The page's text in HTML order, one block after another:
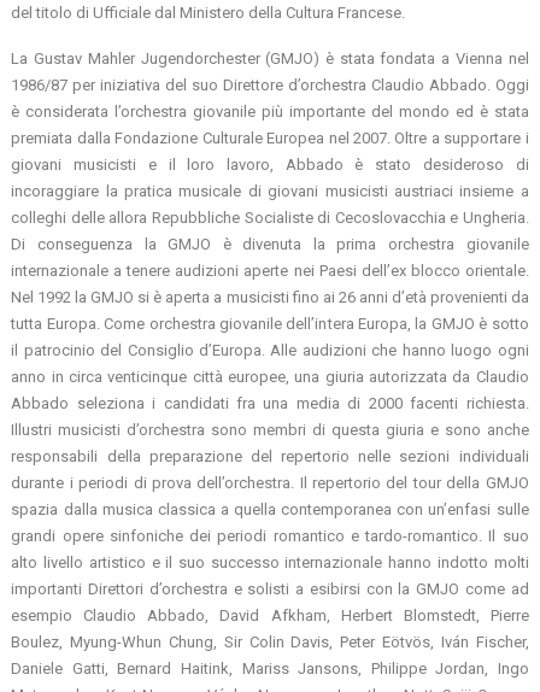
del titolo di Ufficiale dal Ministero della Cultura Francese.
La Gustav Mahler Jugendorchester (GMJO) è stata fondata a Vienna nel
1986/87 per iniziativa del suo Direttore d’orchestra Claudio Abbado. Oggi
è considerata l’orchestra giovanile più importante del mondo ed è stata
premiata dalla Fondazione Culturale Europea nel 2007. Oltre a supportare i
giovani musicisti e il loro lavoro, Abbado è stato desideroso di
incoraggiare la pratica musicale di giovani musicisti austriaci insieme a
colleghi delle allora Repubbliche Socialiste di Cecoslovacchia e Ungheria.
Di conseguenza la GMJO è divenuta la prima orchestra giovanile
internazionale a tenere audizioni aperte nei Paesi dell’ex blocco orientale.
Nel 1992 la GMJO si è aperta a musicisti fino ai 26 anni d’età provenienti da
tutta Europa. Come orchestra giovanile dell’intera Europa, la GMJO è sotto
il patrocinio del Consiglio d’Europa. Alle audizioni che hanno luogo ogni
anno in circa venticinque città europee, una giuria autorizzata da Claudio
Abbado seleziona i candidati fra una media di 2000 facenti richiesta.
Illustri musicisti d’orchestra sono membri di questa giuria e sono anche
responsabili della preparazione del repertorio nelle sezioni individuali
durante i periodi di prova dell’orchestra. Il repertorio del tour della GMJO
spazia dalla musica classica a quella contemporanea con un’enfasi sulle
grandi opere sinfoniche dei periodi romantico e tardo-romantico. Il suo
alto livello artistico e il suo successo internazionale hanno indotto molti
importanti Direttori d’orchestra e solisti a esibirsi con la GMJO come ad
esempio Claudio Abbado, David Afkham, Herbert Blomstedt, Pierre
Boulez, Myung-Whun Chung, Sir Colin Davis, Peter Eötvös, Iván Fischer,
Daniele Gatti, Bernard Haitink, Mariss Jansons, Philippe Jordan, Ingo